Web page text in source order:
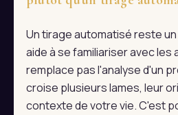
Un tirage automatisé reste
aide à se familiariser avec les
remplace pas l'analyse d'un
croise plusieurs lames, leur
contexte de votre vie. C'est